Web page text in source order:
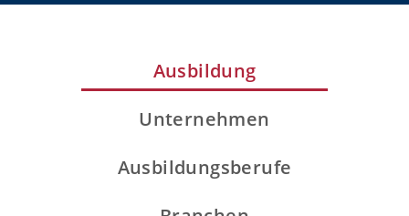
Ausbildung
Unternehmen
Ausbildungsberufe